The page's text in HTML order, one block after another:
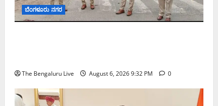
ಬೆಂಗಳೂರು ನಗರ
The Bengaluru Live August 6, 2026 9:32 PM 0